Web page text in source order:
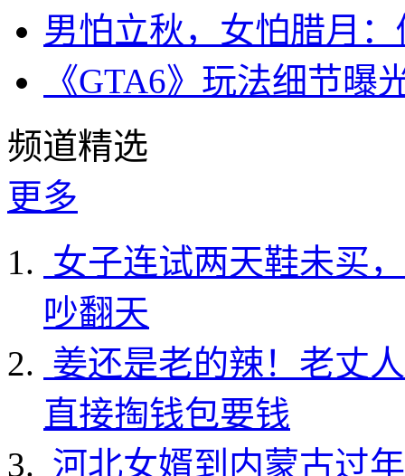
男怕立秋，女怕腊月
《GTA6》玩法细节
频道精选
更多
女子连试两天鞋未买
吵翻天
姜还是老的辣！老丈
直接掏钱包要钱
河北女婿到内蒙古过